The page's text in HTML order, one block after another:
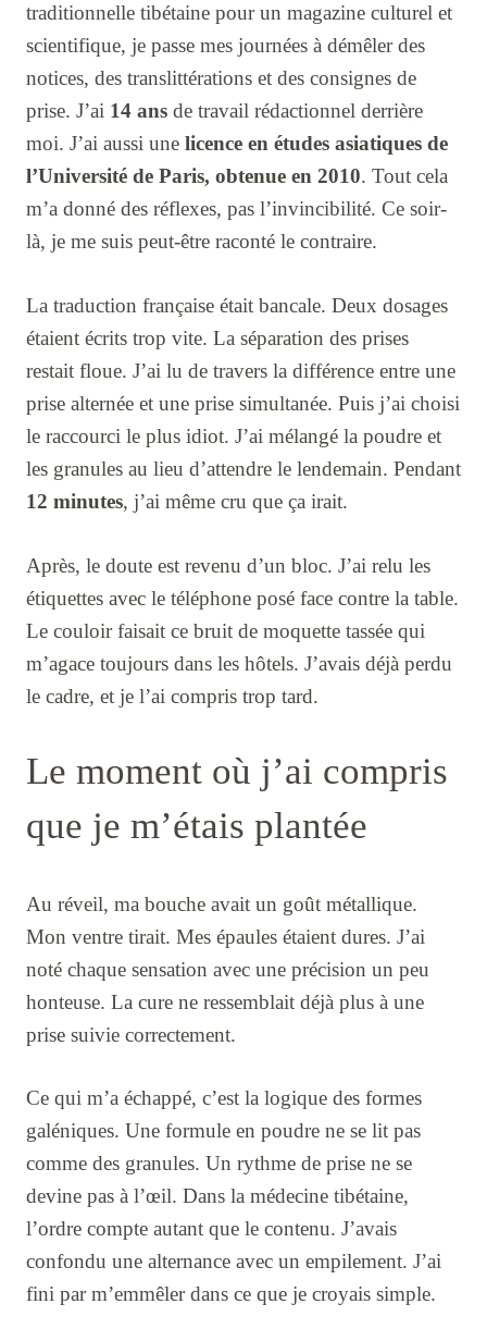
traditionnelle tibétaine pour un magazine culturel et
scientifique, je passe mes journées à démêler des
notices, des translittérations et des consignes de
prise. J’ai 14 ans de travail rédactionnel derrière
moi. J’ai aussi une licence en études asiatiques de
l’Université de Paris, obtenue en 2010. Tout cela
m’a donné des réflexes, pas l’invincibilité. Ce soir-
là, je me suis peut-être raconté le contraire.
La traduction française était bancale. Deux dosages
étaient écrits trop vite. La séparation des prises
restait floue. J’ai lu de travers la différence entre une
prise alternée et une prise simultanée. Puis j’ai choisi
le raccourci le plus idiot. J’ai mélangé la poudre et
les granules au lieu d’attendre le lendemain. Pendant
12 minutes, j’ai même cru que ça irait.
Après, le doute est revenu d’un bloc. J’ai relu les
étiquettes avec le téléphone posé face contre la table.
Le couloir faisait ce bruit de moquette tassée qui
m’agace toujours dans les hôtels. J’avais déjà perdu
le cadre, et je l’ai compris trop tard.
Le moment où j’ai compris
que je m’étais plantée
Au réveil, ma bouche avait un goût métallique.
Mon ventre tirait. Mes épaules étaient dures. J’ai
noté chaque sensation avec une précision un peu
honteuse. La cure ne ressemblait déjà plus à une
prise suivie correctement.
Ce qui m’a échappé, c’est la logique des formes
galéniques. Une formule en poudre ne se lit pas
comme des granules. Un rythme de prise ne se
devine pas à l’œil. Dans la médecine tibétaine,
l’ordre compte autant que le contenu. J’avais
confondu une alternance avec un empilement. J’ai
fini par m’emmêler dans ce que je croyais simple.